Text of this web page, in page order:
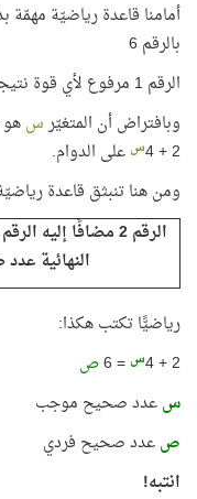
بالرقم 6
الرقم 1 مرفوع لأي قوة نتيجته العدد 1 نفسه.
وبافتراض أن المتغيّرس
2 + 4
س على الدوام.
ومن هنا تنبثق قاعدة
النهائية
رياضيًّا تكتب هكذا:
2 + 4
س = 6 ص
سعدد صحيح موجب
صعدد صحيح فردي
انتبه!